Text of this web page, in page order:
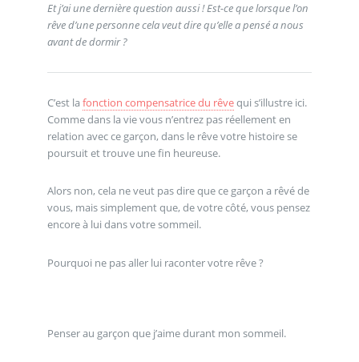
Et j’ai une dernière question aussi ! Est-ce que lorsque l’on
rêve d’une personne cela veut dire qu’elle a pensé a nous
avant de dormir ?
C’est la fonction compensatrice du rêvequi s’illustre ici.
Comme dans la vie vous n’entrez pas réellement en
relation avec ce garçon, dans le rêve votre histoire se
poursuit et trouve une fin heureuse.
Alors non, cela ne veut pas dire que ce garçon a rêvé de
vous, mais simplement que, de votre côté, vous pensez
encore à lui dans votre sommeil.
Pourquoi ne pas aller lui raconter votre rêve ?
Penser au garçon que j’aime durant mon sommeil.